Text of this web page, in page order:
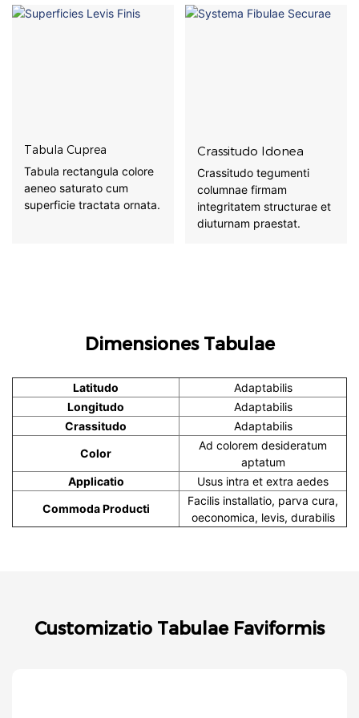
Tabula Cuprea
Tabula rectangula colore
aeneo saturato cum
superficie tractata ornata.
Crassitudo Idonea
Crassitudo tegumenti
columnae firmam
integritatem structurae et
diuturnam praestat.
Dimensiones Tabulae
Latitudo
Adaptabilis
Longitudo
Adaptabilis
Crassitudo
Adaptabilis
Color
Ad colorem desideratum
aptatum
Applicatio
Usus intra et extra aedes
Commoda Producti
Facilis installatio, parva cura,
oeconomica, levis, durabilis
Customizatio Tabulae Faviformis